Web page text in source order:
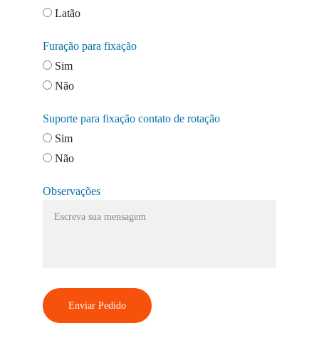
Latão
Furação para fixação
Sim
Não
Suporte para fixação contato de rotação
Sim
Não
Observações
Enviar Pedido